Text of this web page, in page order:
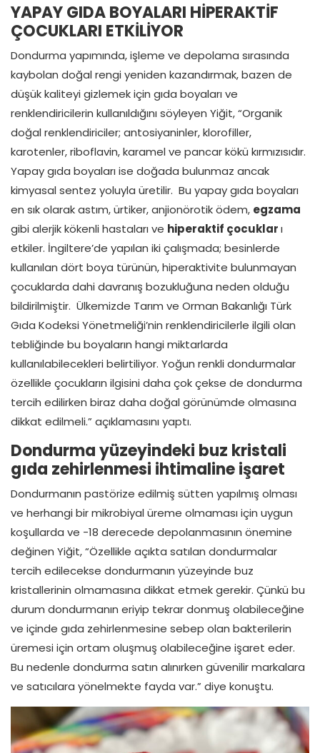
YAPAY GIDA BOYALARI HİPERAKTİF
ÇOCUKLARI ETKİLİYOR
Dondurma yapımında, işleme ve depolama sırasında
kaybolan doğal rengi yeniden kazandırmak, bazen de
düşük kaliteyi gizlemek için gıda boyaları ve
renklendiricilerin kullanıldığını söyleyen Yiğit, “Organik
doğal renklendiriciler; antosiyaninler, klorofiller,
karotenler, riboflavin, karamel ve pancar kökü kırmızısıdır.
Yapay gıda boyaları ise doğada bulunmaz ancak
kimyasal sentez yoluyla üretilir. Bu yapay gıda boyaları
en sık olarak astım, ürtiker, anjionörotik ödem, egzama
gibi alerjik kökenli hastaları ve hiperaktif çocukları
etkiler. İngiltere’de yapılan iki çalışmada; besinlerde
kullanılan dört boya türünün, hiperaktivite bulunmayan
çocuklarda dahi davranış bozukluğuna neden olduğu
bildirilmiştir. Ülkemizde Tarım ve Orman Bakanlığı Türk
Gıda Kodeksi Yönetmeliği’nin renklendiricilerle ilgili olan
tebliğinde bu boyaların hangi miktarlarda
kullanılabilecekleri belirtiliyor. Yoğun renkli dondurmalar
özellikle çocukların ilgisini daha çok çekse de dondurma
tercih edilirken biraz daha doğal görünümde olmasına
dikkat edilmeli.” açıklamasını yaptı.
Dondurma yüzeyindeki buz kristali
gıda zehirlenmesi ihtimaline işaret
Dondurmanın pastörize edilmiş sütten yapılmış olması
ve herhangi bir mikrobiyal üreme olmaması için uygun
koşullarda ve -18 derecede depolanmasının önemine
değinen Yiğit, “Özellikle açıkta satılan dondurmalar
tercih edilecekse dondurmanın yüzeyinde buz
kristallerinin olmamasına dikkat etmek gerekir. Çünkü bu
durum dondurmanın eriyip tekrar donmuş olabileceğine
ve içinde gıda zehirlenmesine sebep olan bakterilerin
üremesi için ortam oluşmuş olabileceğine işaret eder.
Bu nedenle dondurma satın alınırken güvenilir markalara
ve satıcılara yönelmekte fayda var.” diye konuştu.